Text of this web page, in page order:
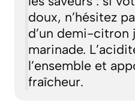
doux, n’hésitez
d’un demi-citron
marinade.
l’ensemble et
fraîcheur.